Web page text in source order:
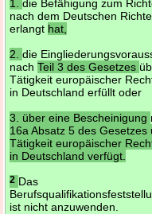
1.die Befähigung zum
nach dem Deutschen
erlangt hat,
2.die
nachTeil 3 des Gesetzes
Tätigkeit europäischer
in Deutschland erfüllt oder
3. über eine Bescheinigung
16a Absatz 5 des Gesetzes
Tätigkeit europäischer
in Deutschland verfügt.
2 Das
ist nicht anzuwenden.